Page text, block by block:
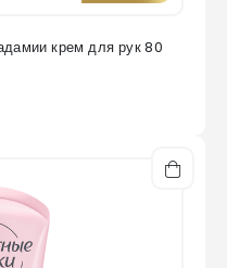
крем для рук 80